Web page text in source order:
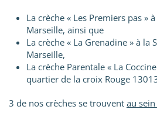
La crèche « Les Premiers pas »
Marseille, ainsi que
La crèche « La Grenadine » à la
Marseille,
La crèche Parentale « La
quartier de la croix Rouge
3 de nos crèches se trouvent au